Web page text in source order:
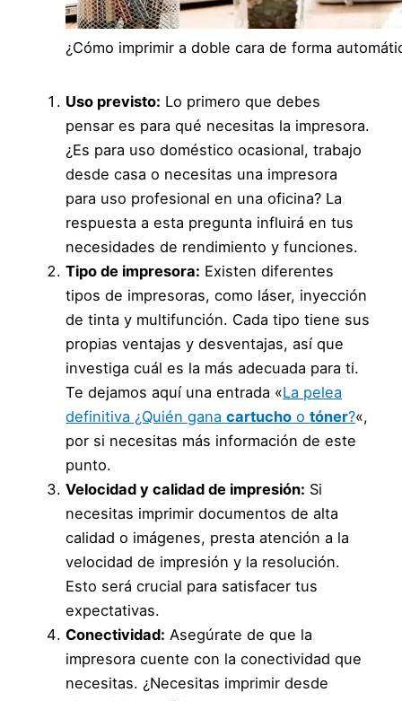
¿Cómo imprimir a doble cara de forma
Uso previsto: Lo primero que debes
pensar es para qué necesitas la impresora.
¿Es para uso doméstico ocasional, trabajo
desde casa o necesitas una impresora
para uso profesional en una oficina? La
respuesta a esta pregunta influirá en tus
necesidades de rendimiento y funciones.
Tipo de impresora: Existen diferentes
tipos de impresoras, como láser, inyección
de tinta y multifunción. Cada tipo tiene sus
propias ventajas y desventajas, así que
investiga cuál es la más adecuada para ti.
Te dejamos aquí una entrada «La pelea
definitiva ¿Quién ganacartucho otóner?«,
por si necesitas más información de este
punto.
Velocidad y calidad de impresión: Si
necesitas imprimir documentos de alta
calidad o imágenes, presta atención a la
velocidad de impresión y la resolución.
Esto será crucial para satisfacer tus
expectativas.
Conectividad: Asegúrate de que la
impresora cuente con la conectividad que
necesitas. ¿Necesitas imprimir desde